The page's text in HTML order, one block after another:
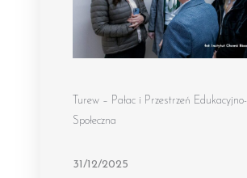
Turew – Pałac i Przestrzeń Edukacyjno-
Społeczna
31/12/2025